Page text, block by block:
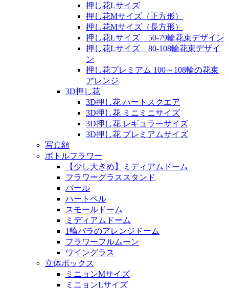
押し花Lサイズ
押し花Mサイズ（正方形）
押し花Mサイズ（長方形）
押し花Lサイズ 50-79輪花束デザイン
押し花Lサイズ 80-108輪花束デザイ
ン
押し花プレミアム 100～108輪の花束
アレンジ
3D押し花
3D押し花 ハートスクエア
3D押し花 ミニミニサイズ
3D押し花 レギュラーサイズ
3D押し花 プレミアムサイズ
写真額
ボトルフラワー
【少し大きめ】ミディアムドーム
フラワーグラススタンド
パール
ハートベル
スモールドーム
ミディアムドーム
1輪バラのアレンジドーム
フラワーフルムーン
ワイングラス
立体ボックス
ミニョンMサイズ
ミニョンLサイズ